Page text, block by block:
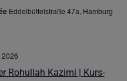
Eddelbüttelstraße 47a, Hamburg
Rohullah Kazimi | Kurs-